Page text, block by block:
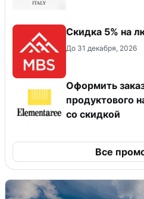
Скидка 5% на
До 31 декабря, 2026
Оформить
продуктового
со скидкой
Все